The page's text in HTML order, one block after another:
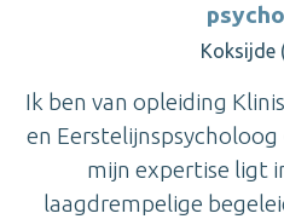
Koksijde
Ik ben van opleiding
en
mijn expertise ligt
laagdrempelige